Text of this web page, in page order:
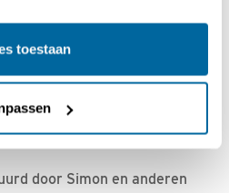
toestaan
01
dit filmpje|
409x
kruisbek en keep
door Simon en anderen